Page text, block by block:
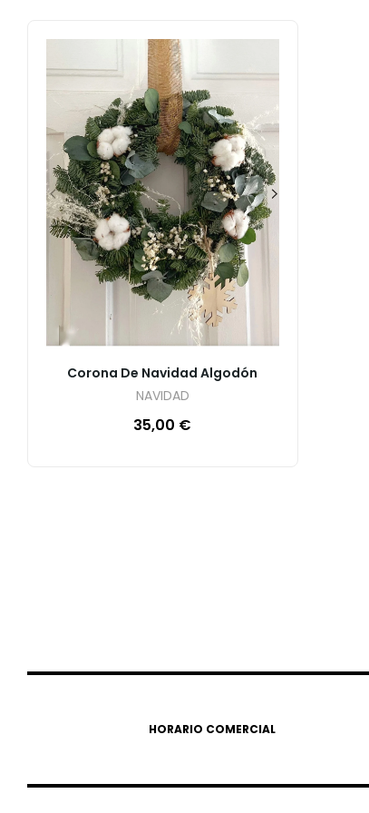
Corona De Navidad Algodón
NAVIDAD
35,00 €
HORARIO COMERCIAL